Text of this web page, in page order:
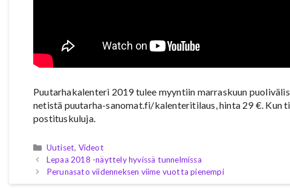
Puutarhakalenteri 2019 tulee myyntiin marraskuun
netistä puutarha-sanomat.fi/kalenteritilaus, hinta 29 €. Kun
postituskuluja.
Kategoriat
Uutiset, Videot
Lepaa 2018 -näyttely hyvissä tunnelmissa
Perunasato viidenneksen viime vuotta pienempi